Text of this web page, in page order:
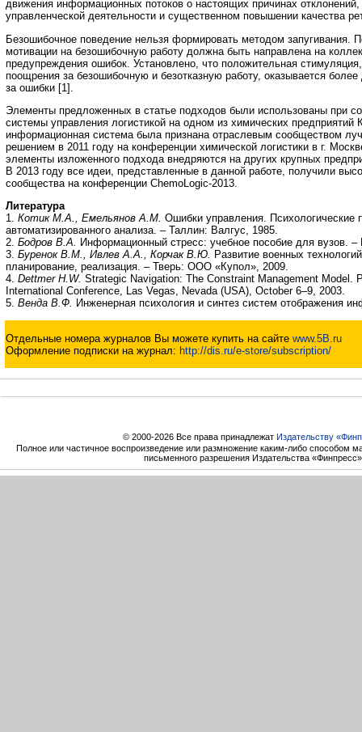
движения информационных потоков о настоящих причинах
управленческой деятельности и существенном повышении качества
Безошибочное поведение нельзя формировать методом запугивания.
мотивации на безошибочную работу должна быть направлена на
предупреждения ошибок. Установлено, что положительная
поощрения за безошибочную и безотказную работу, оказывается
за ошибки [1].
Элементы предложенных в статье подходов были использованы при
системы управления логистикой на одном из химических предприятий
информационная система была признана отраслевым сообществом
решением в 2011 году на конференции химической логистики в г.
элементы изложенного подхода внедряются на других крупных
В 2013 году все идеи, представленные в данной работе, получили
сообщества на конференции ChemoLogic-2013.
Литература
1. Котик М.А., Емельянов А.М. Ошибки управления. Психологические
автоматизированного анализа. – Таллин: Валгус, 1985.
2. Бодров В.А. Информационный стресс: учебное пособие для вузов.
3. Буренок В.М., Ивлев А.А., Корчак В.Ю. Развитие военных
планирование, реализация. – Тверь: ООО «Купол», 2009.
4. Dettmer H.W. Strategic Navigation: The Constraint Management Model.
International Conference, Las Vegas, Nevada (USA), October 6–9, 2003.
5. Венда В.Ф. Инженерная психология и синтез систем отображения
Отдельные номера журналов Вы можете купить на сайте www.5B.ru
Оформление подписки на журнал: http://dis.ru/e-store/subscription/
© 2000-2026 Все права принадлежат Издательству
Полное или частичное воспроизведение или размножение каким-либо способом
письменного разрешения Издательства